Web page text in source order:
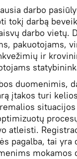
darbo
tokį darbą
darbo vietų.
pakuotojams,
ir
duomenimis,
įtakos turi
atleisti.
pagalba, tai yra
mokamos